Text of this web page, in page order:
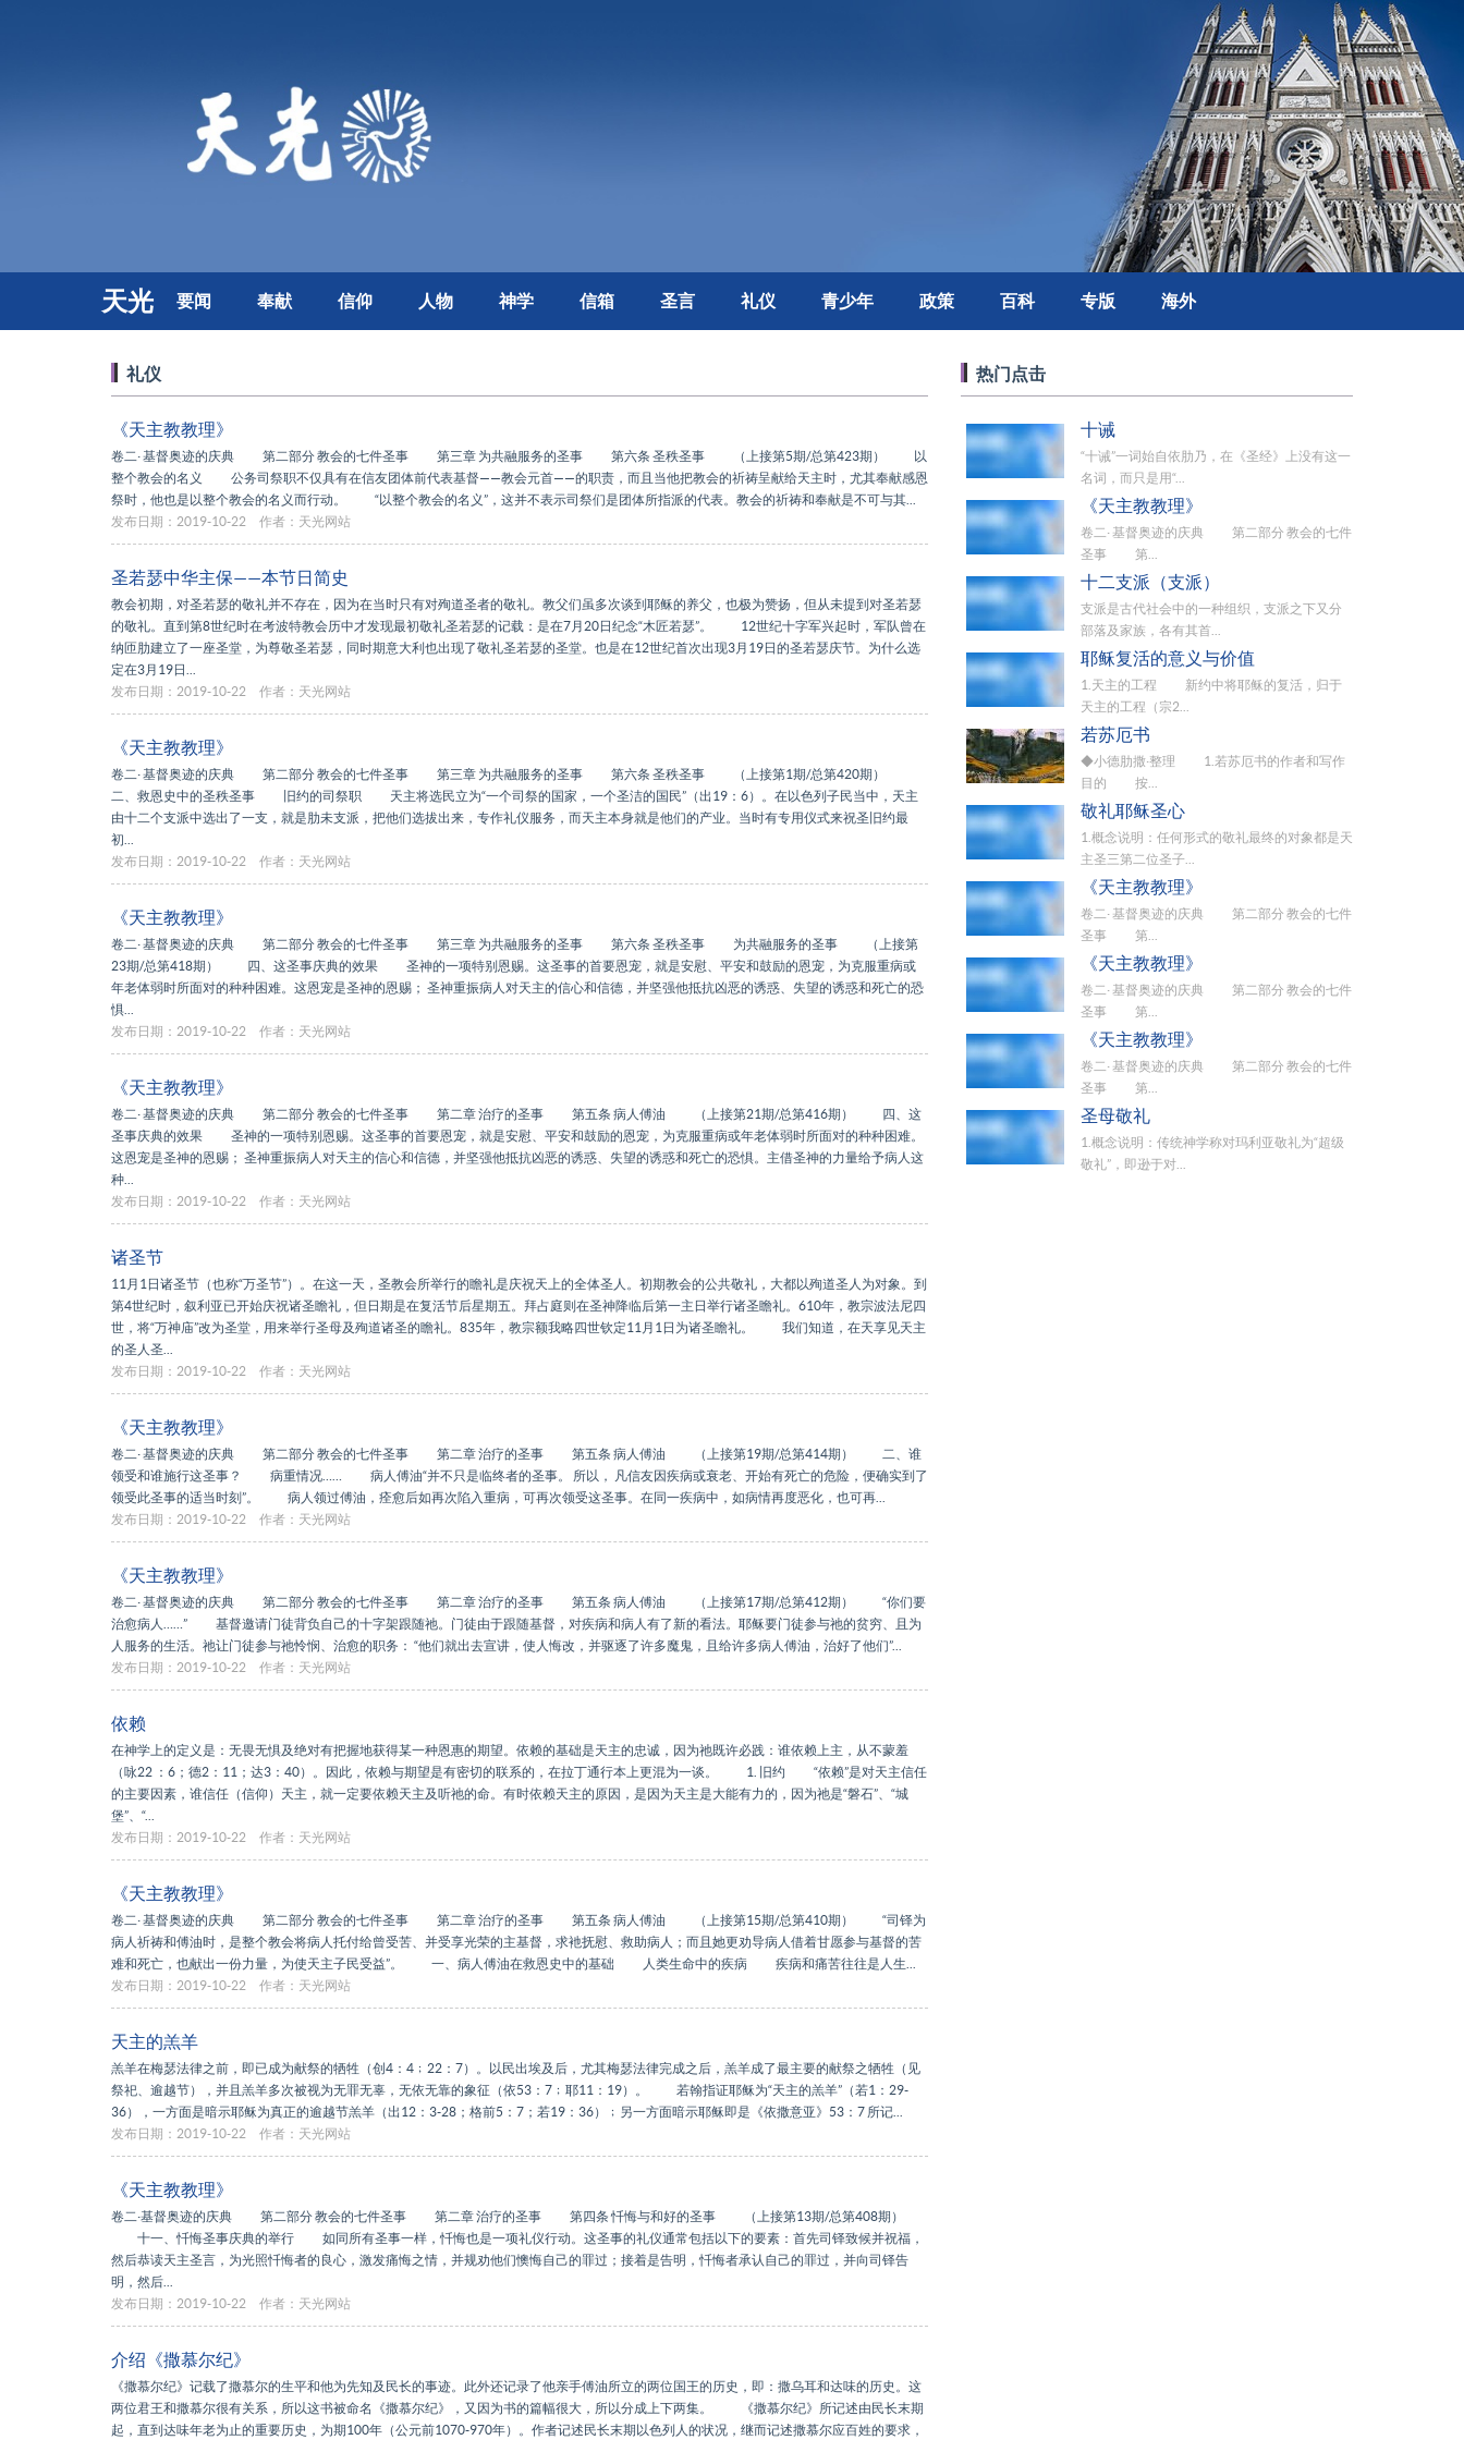
天光 要闻 奉献 信仰 人物 神学 信箱 圣言 礼仪 青少年 政策 百科 专版 海外
礼仪
《天主教教理》
卷二· 基督奥迹的庆典 第二部分 教会的七件圣事 第三章 为共融服务的圣事 第六条 圣秩圣事 （上接第5期/总第423期） 以
整个教会的名义 公务司祭职不仅具有在信友团体前代表基督——教会元首——的职责，而且当他把教会的祈祷呈献给天主时，尤其奉献感恩
祭时，他也是以整个教会的名义而行动。 “以整个教会的名义”，这并不表示司祭们是团体所指派的代表。教会的祈祷和奉献是不可与其...
发布日期：2019-10-22
作者：天光网站
圣若瑟中华主保——本节日简史
教会初期，对圣若瑟的敬礼并不存在，因为在当时只有对殉道圣者的敬礼。教父们虽多次谈到耶稣的养父，也极为赞扬，但从未提到对圣若瑟
的敬礼。直到第8世纪时在考波特教会历中才发现最初敬礼圣若瑟的记载：是在7月20日纪念“木匠若瑟”。 12世纪十字军兴起时，军队曾在
纳匝肋建立了一座圣堂，为尊敬圣若瑟，同时期意大利也出现了敬礼圣若瑟的圣堂。也是在12世纪首次出现3月19日的圣若瑟庆节。为什么选
定在3月19日...
发布日期：2019-10-22
作者：天光网站
《天主教教理》
卷二· 基督奥迹的庆典 第二部分 教会的七件圣事 第三章 为共融服务的圣事 第六条 圣秩圣事 （上接第1期/总第420期）
二、救恩史中的圣秩圣事 旧约的司祭职 天主将选民立为“一个司祭的国家，一个圣洁的国民”（出19：6）。在以色列子民当中，天主
由十二个支派中选出了一支，就是肋未支派，把他们选拔出来，专作礼仪服务，而天主本身就是他们的产业。当时有专用仪式来祝圣旧约最
初...
发布日期：2019-10-22
作者：天光网站
《天主教教理》
卷二· 基督奥迹的庆典 第二部分 教会的七件圣事 第三章 为共融服务的圣事 第六条 圣秩圣事 为共融服务的圣事 （上接第
23期/总第418期） 四、这圣事庆典的效果 圣神的一项特别恩赐。这圣事的首要恩宠，就是安慰、平安和鼓励的恩宠，为克服重病或
年老体弱时所面对的种种困难。这恩宠是圣神的恩赐； 圣神重振病人对天主的信心和信德，并坚强他抵抗凶恶的诱惑、失望的诱惑和死亡的恐
惧...
发布日期：2019-10-22
作者：天光网站
《天主教教理》
卷二· 基督奥迹的庆典 第二部分 教会的七件圣事 第二章 治疗的圣事 第五条 病人傅油 （上接第21期/总第416期） 四、这
圣事庆典的效果 圣神的一项特别恩赐。这圣事的首要恩宠，就是安慰、平安和鼓励的恩宠，为克服重病或年老体弱时所面对的种种困难。
这恩宠是圣神的恩赐； 圣神重振病人对天主的信心和信德，并坚强他抵抗凶恶的诱惑、失望的诱惑和死亡的恐惧。主借圣神的力量给予病人这
种...
发布日期：2019-10-22
作者：天光网站
诸圣节
11月1日诸圣节（也称“万圣节”）。在这一天，圣教会所举行的瞻礼是庆祝天上的全体圣人。初期教会的公共敬礼，大都以殉道圣人为对象。到
第4世纪时，叙利亚已开始庆祝诸圣瞻礼，但日期是在复活节后星期五。拜占庭则在圣神降临后第一主日举行诸圣瞻礼。610年，教宗波法尼四
世，将“万神庙”改为圣堂，用来举行圣母及殉道诸圣的瞻礼。835年，教宗额我略四世钦定11月1日为诸圣瞻礼。 我们知道，在天享见天主
的圣人圣...
发布日期：2019-10-22
作者：天光网站
《天主教教理》
卷二· 基督奥迹的庆典 第二部分 教会的七件圣事 第二章 治疗的圣事 第五条 病人傅油 （上接第19期/总第414期） 二、谁
领受和谁施行这圣事？ 病重情况…… 病人傅油“并不只是临终者的圣事。 所以， 凡信友因疾病或衰老、开始有死亡的危险，便确实到了
领受此圣事的适当时刻”。 病人领过傅油，痊愈后如再次陷入重病，可再次领受这圣事。在同一疾病中，如病情再度恶化，也可再...
发布日期：2019-10-22
作者：天光网站
《天主教教理》
卷二· 基督奥迹的庆典 第二部分 教会的七件圣事 第二章 治疗的圣事 第五条 病人傅油 （上接第17期/总第412期） “你们要
治愈病人……” 基督邀请门徒背负自己的十字架跟随祂。门徒由于跟随基督，对疾病和病人有了新的看法。耶稣要门徒参与祂的贫穷、且为
人服务的生活。祂让门徒参与祂怜悯、治愈的职务： “他们就出去宣讲，使人悔改，并驱逐了许多魔鬼，且给许多病人傅油，治好了他们”...
发布日期：2019-10-22
作者：天光网站
依赖
在神学上的定义是：无畏无惧及绝对有把握地获得某一种恩惠的期望。依赖的基础是天主的忠诚，因为祂既许必践：谁依赖上主，从不蒙羞
（咏22 ：6；德2：11；达3：40）。因此，依赖与期望是有密切的联系的，在拉丁通行本上更混为一谈。 1. 旧约 “依赖”是对天主信任
的主要因素，谁信任（信仰）天主，就一定要依赖天主及听祂的命。有时依赖天主的原因，是因为天主是大能有力的，因为祂是“磐石”、“城
堡”、“...
发布日期：2019-10-22
作者：天光网站
《天主教教理》
卷二· 基督奥迹的庆典 第二部分 教会的七件圣事 第二章 治疗的圣事 第五条 病人傅油 （上接第15期/总第410期） “司铎为
病人祈祷和傅油时，是整个教会将病人托付给曾受苦、并受享光荣的主基督，求衪抚慰、救助病人；而且她更劝导病人借着甘愿参与基督的苦
难和死亡，也献出一份力量，为使天主子民受益”。 一、病人傅油在救恩史中的基础 人类生命中的疾病 疾病和痛苦往往是人生...
发布日期：2019-10-22
作者：天光网站
天主的羔羊
羔羊在梅瑟法律之前，即已成为献祭的牺牲（创4：4﹔22：7）。以民出埃及后，尤其梅瑟法律完成之后，羔羊成了最主要的献祭之牺牲（见
祭祀、逾越节），并且羔羊多次被视为无罪无辜，无依无靠的象征（依53：7﹔耶11：19）。 若翰指证耶稣为“天主的羔羊”（若1：29-
36），一方面是暗示耶稣为真正的逾越节羔羊（出12：3-28；格前5：7；若19：36）﹔另一方面暗示耶稣即是《依撒意亚》53：7 所记...
发布日期：2019-10-22
作者：天光网站
《天主教教理》
卷二·基督奥迹的庆典 第二部分 教会的七件圣事 第二章 治疗的圣事 第四条 忏悔与和好的圣事 （上接第13期/总第408期）
十一、忏悔圣事庆典的举行 如同所有圣事一样，忏悔也是一项礼仪行动。这圣事的礼仪通常包括以下的要素：首先司铎致候并祝福，
然后恭读天主圣言，为光照忏悔者的良心，激发痛悔之情，并规劝他们懊悔自己的罪过；接着是告明，忏悔者承认自己的罪过，并向司铎告
明，然后...
发布日期：2019-10-22
作者：天光网站
介绍《撒慕尔纪》
《撒慕尔纪》记载了撒慕尔的生平和他为先知及民长的事迹。此外还记录了他亲手傅油所立的两位国王的历史，即：撒乌耳和达味的历史。这
两位君王和撒慕尔很有关系，所以这书被命名《撒慕尔纪》，又因为书的篇幅很大，所以分成上下两集。 《撒慕尔纪》所记述由民长末期
起，直到达味年老为止的重要历史，为期100年（公元前1070-970年）。作者记述民长末期以色列人的状况，继而记述撒慕尔应百姓的要求，
热门点击
十诫
“十诫”一词始自依肋乃，在《圣经》上没有这一
名词，而只是用“...
《天主教教理》
卷二· 基督奥迹的庆典 第二部分 教会的七件
圣事 第...
十二支派（支派）
支派是古代社会中的一种组织，支派之下又分
部落及家族，各有其首...
耶稣复活的意义与价值
1.天主的工程 新约中将耶稣的复活，归于
天主的工程（宗2...
若苏厄书
◆小德肋撒·整理 1.若苏厄书的作者和写作
目的 按...
敬礼耶稣圣心
1.概念说明：任何形式的敬礼最终的对象都是天
主圣三第二位圣子...
《天主教教理》
卷二· 基督奥迹的庆典 第二部分 教会的七件
圣事 第...
《天主教教理》
卷二· 基督奥迹的庆典 第二部分 教会的七件
圣事 第...
《天主教教理》
卷二· 基督奥迹的庆典 第二部分 教会的七件
圣事 第...
圣母敬礼
1.概念说明：传统神学称对玛利亚敬礼为“超级
敬礼”，即逊于对...